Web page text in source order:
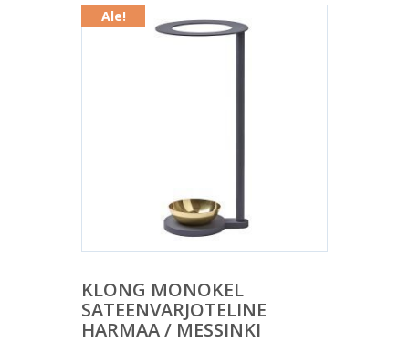
Ale!
KLONG MONOKEL
SATEENVARJOTELINE
HARMAA / MESSINKI